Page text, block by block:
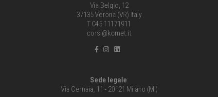
Via Belgio, 12
37135 Verona (VR) Italy
T 045 11171911
corsi@komet.it
Sede legale:
Via Cernaia, 11 - 20121 Milano (MI)